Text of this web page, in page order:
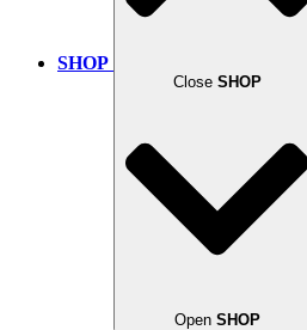
SHOP
Close SHOP
Open SHOP